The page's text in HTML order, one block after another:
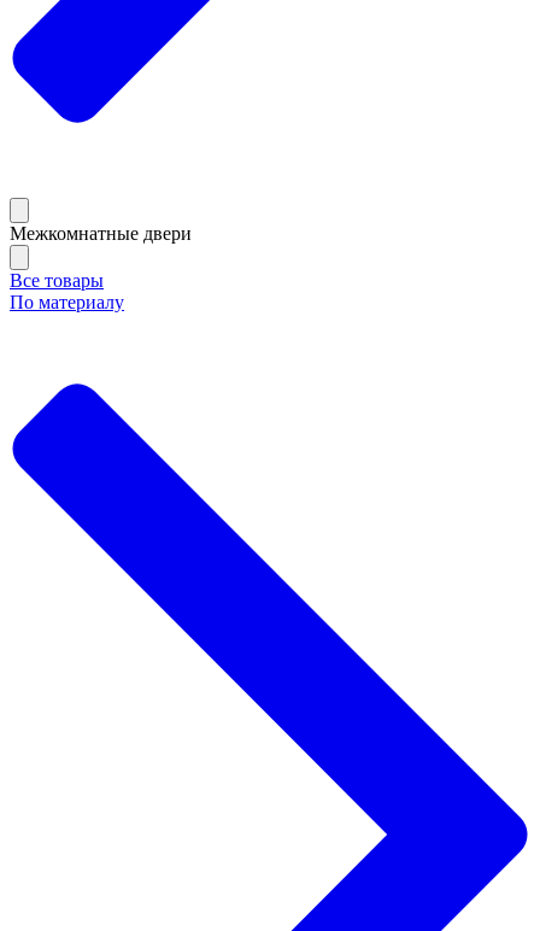
Межкомнатные двери
Все товары
По материалу